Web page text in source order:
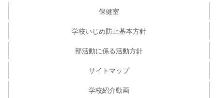
保健室
学校いじめ防止基本方針
部活動に係る活動方針
サイトマップ
学校紹介動画